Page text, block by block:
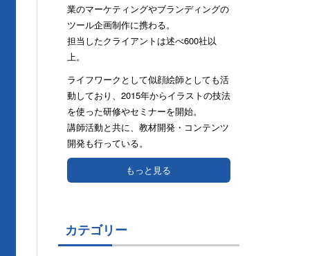
業のマーケティングやブランディングの
ツール企画制作に携わる。
担当したクライアントは述べ600社以
上。
ライフワークとして似顔絵師としても活
動しており、2015年からイラストの技法
を使った研修やセミナーを開始。
講師活動と共に、教材開発・コンテンツ
開発も行っている。
もっと見る
カテゴリー